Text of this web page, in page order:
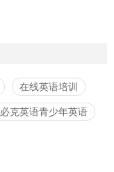
在线英语培训
必克英语青少年英语